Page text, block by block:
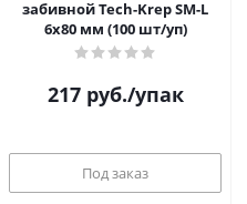
забивной Tech-Krep SM-L
6х80 мм (100 шт/уп)
217руб./упак
Под заказ